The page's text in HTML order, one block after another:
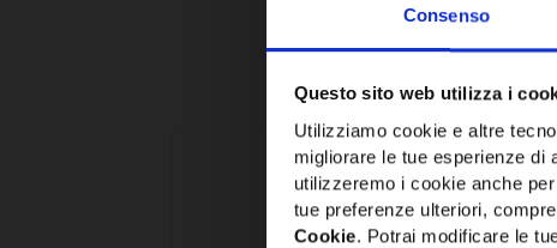
Consenso
Questo sito web utilizza i
Utilizziamo cookie e altre
migliorare le tue esperienze di
utilizzeremo i cookie anche
tue preferenze ulteriori,
Cookie. Potrai modificare le